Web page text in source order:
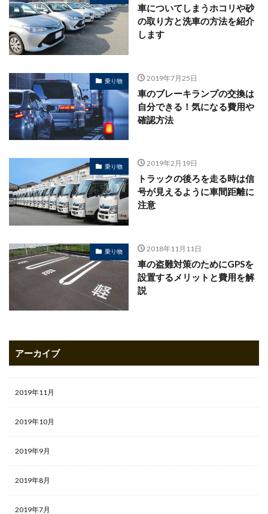
車についてしまうホコリや砂
の取り方と洗車の方法を紹介
します
乗り物 2019年7月25日
車のブレーキランプの交換は
自分できる！気になる費用や
確認方法
乗り物 2019年2月19日
トラックの後ろを走る時は信
号が見えるように車間距離に
注意
乗り物 2018年11月11日
車の盗難対策のためにGPSを
設置するメリットと費用を解
説
アーカイブ
2019年11月
2019年10月
2019年9月
2019年8月
2019年7月